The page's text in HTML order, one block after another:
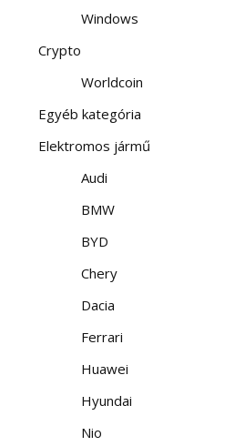
Windows
Crypto
Worldcoin
Egyéb kategória
Elektromos jármű
Audi
BMW
BYD
Chery
Dacia
Ferrari
Huawei
Hyundai
Nio